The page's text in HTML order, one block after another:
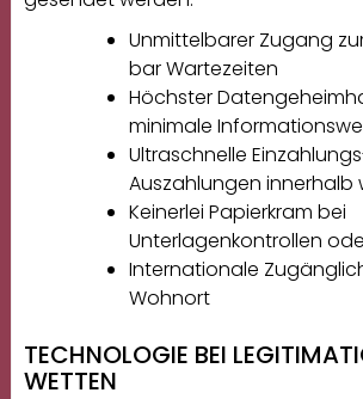
Unmittelbarer Zugang
bar Wartezeiten
Höchster
minimale
Ultraschnelle
Auszahlungen innerhalb
Keinerlei Papierkram bei
Unterlagenkontrollen
Internationale
Wohnort
TECHNOLOGIE BEI
WETTEN